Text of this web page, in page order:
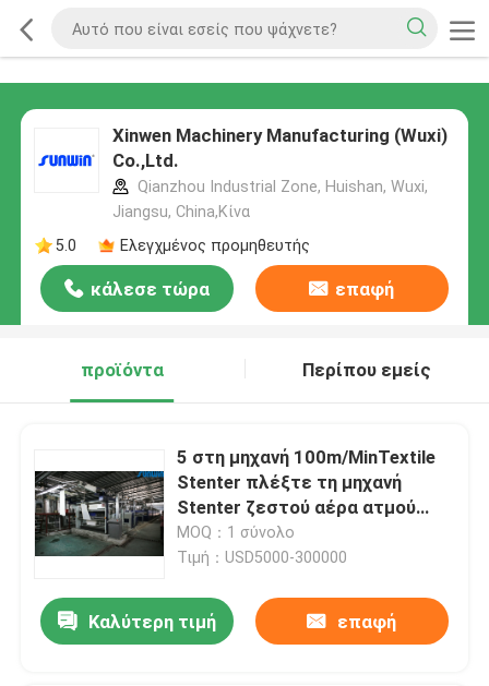
Xinwen Machinery Manufacturing (Wuxi)
Co.,Ltd.
Qianzhou Industrial Zone, Huishan, Wuxi,
Jiangsu, China,Κίνα
5.0
Ελεγχμένος προμηθευτής
κάλεσε τώρα επαφή
προϊόντα Περίπου εμείς
5 στη μηχανή 100m/MinTextile
Stenter πλέξτε τη μηχανή
Stenter ζεστού αέρα ατμού
τύπων
MOQ：1 σύνολο
Τιμή：USD5000-300000
Καλύτερη τιμή επαφή